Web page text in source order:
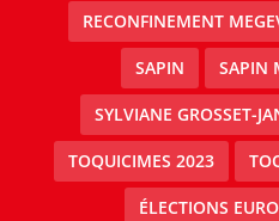
RECONFINEMENT
SAPIN SAPIN
SYLVIANE GROSSET-
TOQUICIMES 2023
ÉLECTIONS